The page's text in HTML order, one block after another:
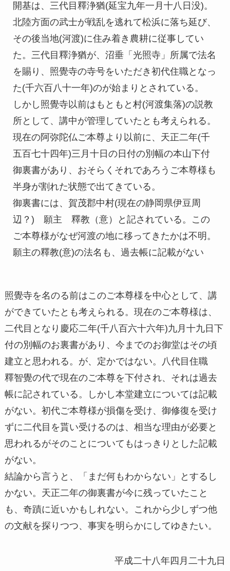
開基は、三代目釋浄猶(延宝九年一月十八日没)。
北陸方面の武士が戦乱を逃れて松浜に落ち延び、
その後当地(河渡)に住み着き農耕に従事してい
た。三代目釋浄猶が、沼垂「光照寺」所属で法名
を賜り、照覺寺の寺号をいただき初代住職となっ
た(千六百八十一年)のが始まりとされている。
しかし照覺寺以前はもともと村(河渡集落)の説教
所として、講中が管理していたとも考えられる。
現在の阿弥陀仏ご本尊より以前に、天正二年(千
五百七十四年)三月十日の日付の別幅の本山下付
御裏書があり、おそらくそれであろうご本尊様も
半身が割れた状態で出てきている。
御裏書には、賀茂郡中村(現在の静岡県伊豆周
辺？) 願主 釋教（意）と記されている。この
ご本尊様がなぜ河渡の地に移ってきたかは不明。
願主の釋教(意)の法名も、過去帳に記載がない
照覺寺を名のる前はこのご本尊様を中心として、講
ができていたとも考えられる。現在のご本尊様は、
二代目となり慶応二年(千八百六十六年)九月十九日下
付の別幅のお裏書があり、今までのお御堂はその頃
建立と思われる。が、定かではない。八代目住職
釋智覺の代で現在のご本尊を下付され、それは過去
帳に記されている。しかし本堂建立については記載
がない。初代ご本尊様が損傷を受け、御修復を受け
ずに二代目を貰い受けるのは、相当な理由が必要と
思われるがそのことについてもはっきりとした記載
がない。
結論から言うと、「まだ何もわからない」とするし
かない。天正二年の御裏書が今に残っていたこと
も、奇蹟に近いかもしれない。これから少しずつ他
の文献を探りつつ、事実を明らかにしてゆきたい。
平成二十八年四月二十九日